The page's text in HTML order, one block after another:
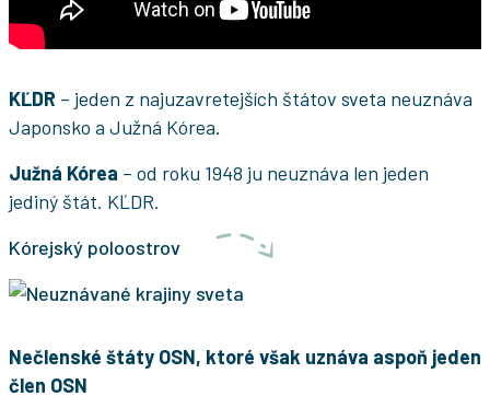
KĽDR – jeden z najuzavretejších štátov sveta neuznáva
Japonsko a Južná Kórea.
Južná Kórea – od roku 1948 ju neuznáva len jeden
jediný štát. KĽDR.
Kórejský poloostrov
Nečlenské štáty OSN, ktoré však uznáva aspoň jeden
člen OSN